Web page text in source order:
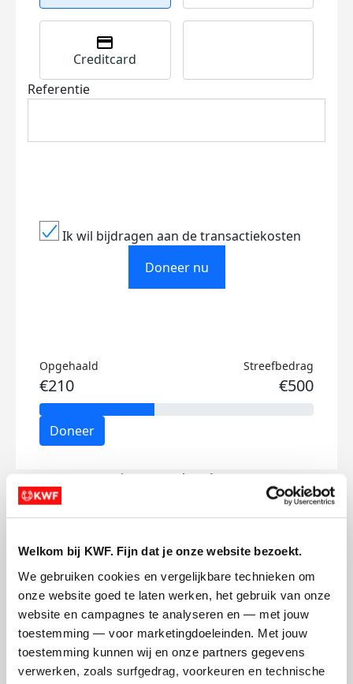
Welkom bij KWF. Fijn dat je onze website bezoekt.
We gebruiken cookies en vergelijkbare technieken om
onze website goed te laten werken, het gebruik van onze
website en campagnes te analyseren en — met jouw
toestemming — voor marketingdoeleinden. Met jouw
toestemming kunnen wij en onze partners gegevens
verwerken, zoals surfgedrag, voorkeuren en technische
Creditcard
Referentie
Ik wil bijdragen aan de transactiekosten
Doneer nu
Opgehaald
€210
Streefbedrag
€500
Doneer
Timon's badges